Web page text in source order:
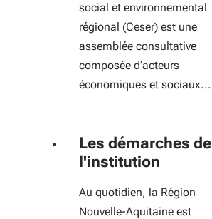
social et environnemental
régional (Ceser) est une
assemblée consultative
composée d’acteurs
économiques et sociaux...
Les démarches de
l'institution
Au quotidien, la Région
Nouvelle-Aquitaine est